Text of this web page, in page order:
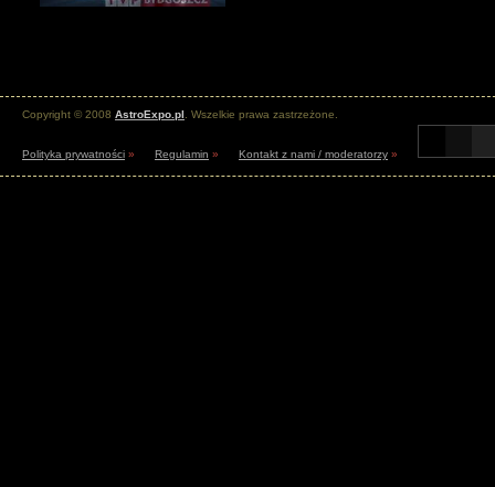
Copyright © 2008 AstroExpo.pl . Wszelkie prawa zastrzeżone.
Polityka prywatności » Regulamin » Kontakt z nami / moderatorzy »